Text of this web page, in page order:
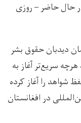
حال حاضر – روزی
دیدبان حقوق بشر
سریع‌تر آغاز به
شواهد را آغاز کرده
در افغانستان